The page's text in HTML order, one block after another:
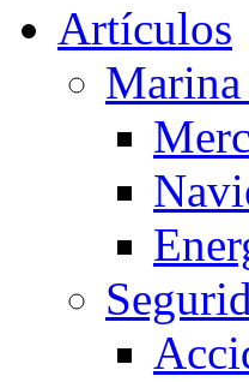
Artículos